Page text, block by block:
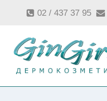
съдържанието
02 / 437 37 95